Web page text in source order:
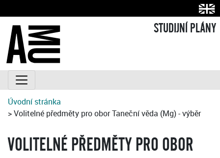
STUDIJNÍ PLÁNY
Úvodní stránka
> Volitelné předměty pro obor Taneční věda (Mg) - výběr
VOLITELNÉ PŘEDMĚTY PRO OBOR